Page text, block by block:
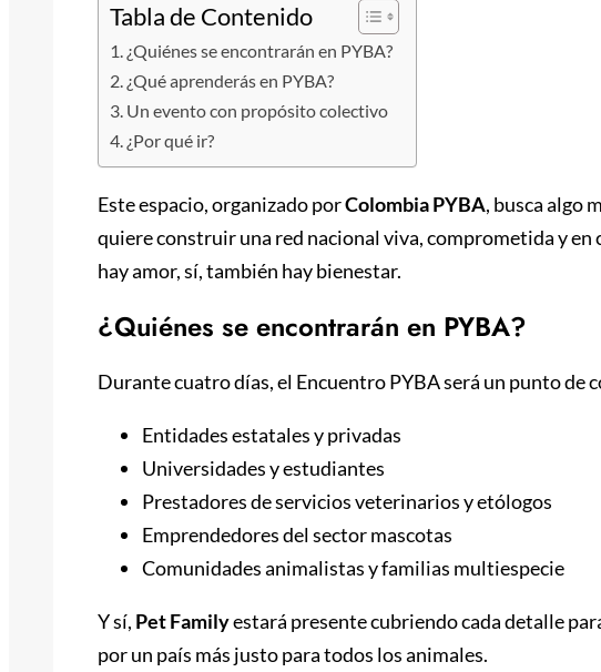
Tabla de Contenido
¿Quiénes se encontrarán en PYBA?
¿Qué aprenderás en PYBA?
Un evento con propósito colectivo
¿Por qué ir?
Este espacio, organizado porColombia PYBA, busca algo
quiere construir una red nacional viva, comprometida y
hay amor, sí, también hay bienestar.
¿Quiénes se encontrarán en PYBA?
Durante cuatro días, el Encuentro PYBA será un punto de
Entidades estatales y privadas
Universidades y estudiantes
Prestadores de servicios veterinarios y etólogos
Emprendedores del sector mascotas
Comunidades animalistas y familias multiespecie
Y sí, Pet Familyestará presente cubriendo cada detalle
por un país más justo para todos los animales.